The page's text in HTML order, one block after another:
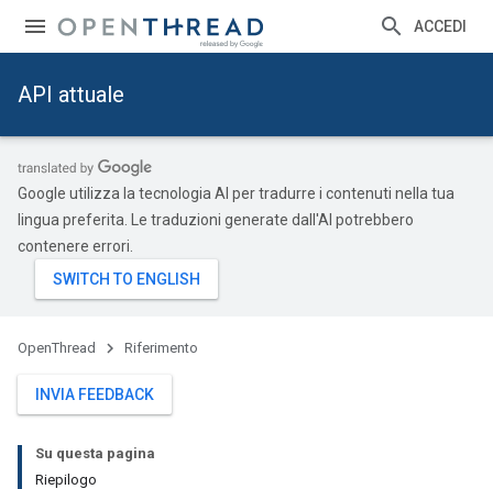
ACCEDI
API attuale
Google utilizza la tecnologia AI per tradurre i contenuti nella tua
lingua preferita. Le traduzioni generate dall'AI potrebbero
contenere errori.
OpenThread Riferimento
INVIA FEEDBACK
Su questa pagina
Riepilogo